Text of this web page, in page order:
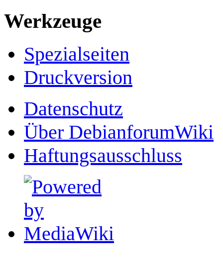
Werkzeuge
Spezialseiten
Druckversion
Datenschutz
Über DebianforumWiki
Haftungsausschluss